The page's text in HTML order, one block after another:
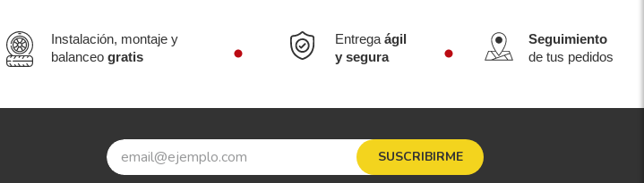
Instalación, montaje y
balanceogratis
Entrega ágil
y segura
Seguimiento
de tus pedidos
SUSCRIBIRME